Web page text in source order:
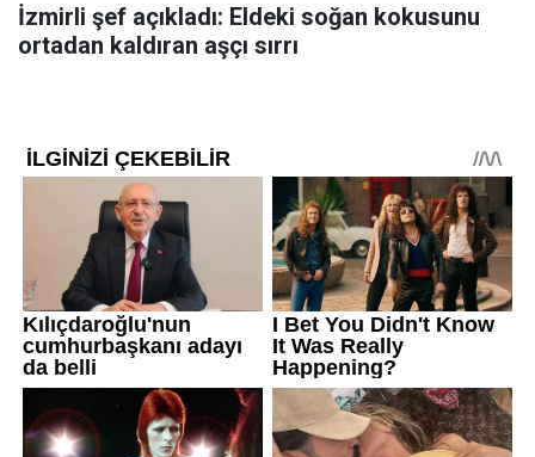
İzmirli şef açıkladı: Eldeki soğan kokusunu
ortadan kaldıran aşçı sırrı